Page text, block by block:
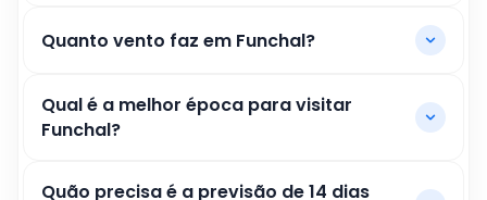
Quanto vento faz em Funchal?
Qual é a melhor época para visitar
Funchal?
Quão precisa é a previsão de 14 dias